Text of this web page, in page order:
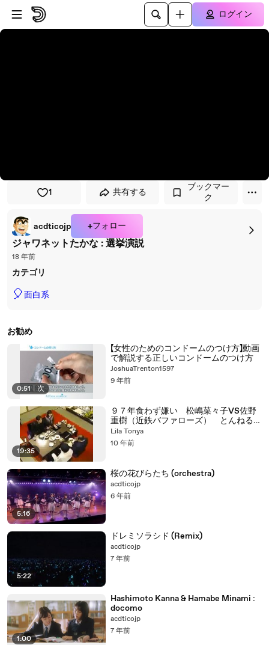
プレイヤーにスキップ
メインコンテンツにスキップ
ログイン
1 共有する
ブックマー
ク
acdticojp +フォロー
ジャワネットたかな : 選挙演説
18 年前
カテゴリ
🎈面白系
お勧め
0:51 次
【女性のためのコンドームのつけ方】動画
で解説する正しいコンドームのつけ方
JoshuaTrenton1597
9 年前
19:35
９７年食わず嫌い 松嶋菜々子VS佐野
重樹（近鉄バファローズ） とんねるず
のみなさん
Lila Tonya
10 年前
5:16
桜の花びらたち (orchestra)
acdticojp
6 年前
5:22
ドレミソラシド (Remix)
acdticojp
7 年前
1:00
Hashimoto Kanna & Hamabe Minami :
docomo
acdticojp
7 年前